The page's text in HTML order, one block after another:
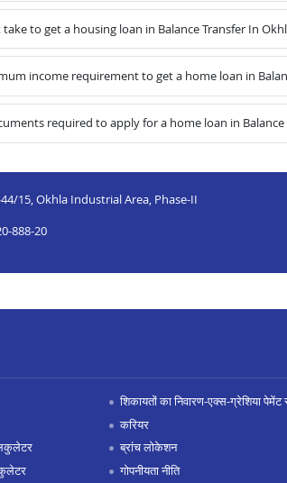
to get a housing loan in Balance Transfer In
income requirement to get a home loan in
required to apply for a home loan in Balance
15, Okhla Industrial Area, Phase-II
888-20
शिकायतों का निवारण-एक्स-ग्रेशिया पेमेंट
करियर
ब्रांच लोकेशन
गोपनीयता नीति